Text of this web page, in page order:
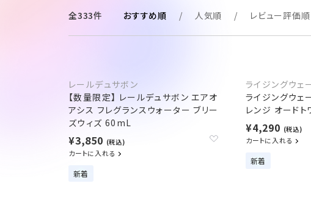
全333件 おすすめ順 人気順 レビュー評価順
レールデュサボン
【数量限定】 レールデュサボン エアオ
アシス フレグランスウォーター ブリー
ズウィズ 60mL
¥3,850 (税込)
カートに入れる
新着
ライジングウェ
ライジングウェ
レンジ オード
¥4,290 (税込)
カートに入れる
新着